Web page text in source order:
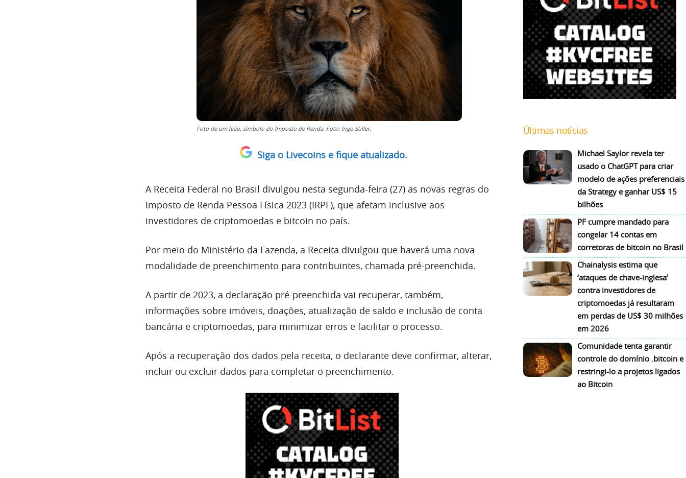
Foto de um leão, símbolo do Imposto de Renda. Foto: Ingo Stiller.
Siga o Livecoins e fique atualizado.
A Receita Federal no Brasil divulgou nesta segunda-feira (27) as novas regras do
Imposto de Renda Pessoa Física 2023 (IRPF), que afetam inclusive aos
investidores de criptomoedas e bitcoin no país.
Por meio do Ministério da Fazenda, a Receita divulgou que haverá uma nova
modalidade de preenchimento para contribuintes, chamada pré-preenchida.
A partir de 2023, a declaração pré-preenchida vai recuperar, também,
informações sobre imóveis, doações, atualização de saldo e inclusão de conta
bancária e criptomoedas, para minimizar erros e facilitar o processo.
Após a recuperação dos dados pela receita, o declarante deve confirmar, alterar,
incluir ou excluir dados para completar o preenchimento.
Últimas notícias
Michael Saylor revela ter
usado o ChatGPT para criar
modelo de ações preferenciais
da Strategy e ganhar US$ 15
bilhões
PF cumpre mandado para
congelar 14 contas em
corretoras de bitcoin no Brasil
Chainalysis estima que
‘ataques de chave-inglesa’
contra investidores de
criptomoedas já resultaram
em perdas de US$ 30 milhões
em 2026
Comunidade tenta garantir
controle do domínio .bitcoin e
restringi-lo a projetos ligados
ao Bitcoin